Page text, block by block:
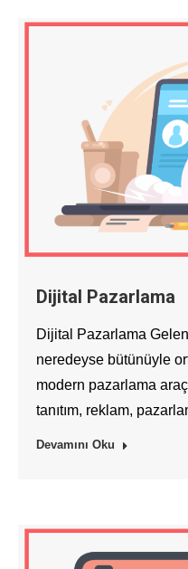
Dijital Pazarlama
Dijital Pazarlama
neredeyse bütünüyle
modern pazarlama
tanıtım, reklam,
Devamını Oku